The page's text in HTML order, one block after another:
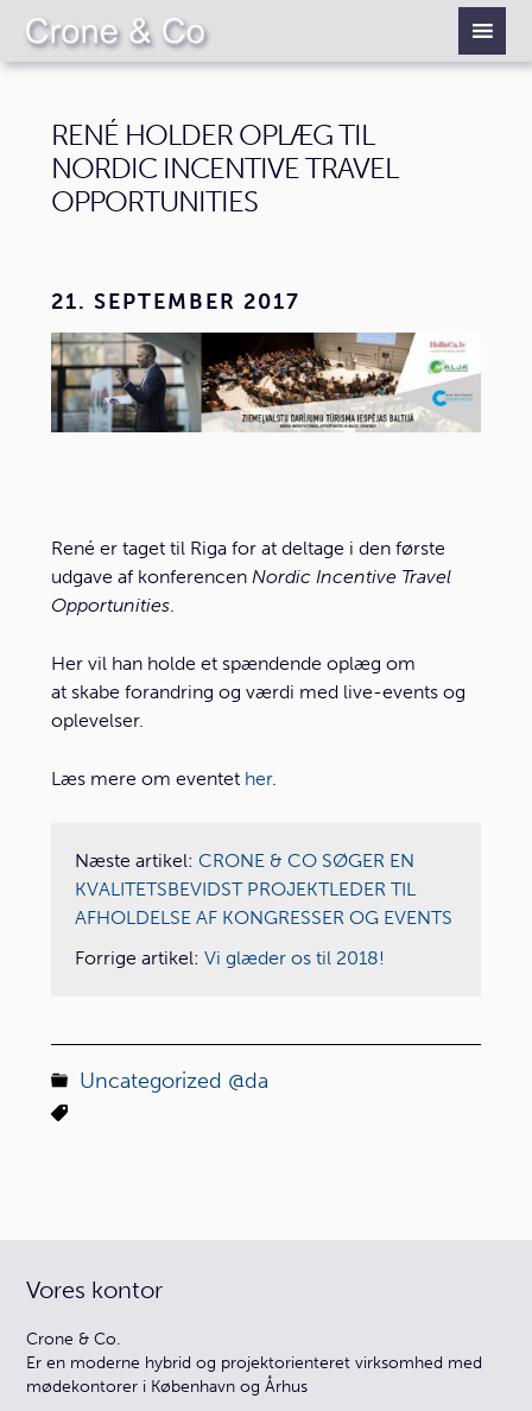
RENÉ HOLDER OPLÆG TIL
NORDIC INCENTIVE TRAVEL
OPPORTUNITIES
21. SEPTEMBER 2017
René er taget til Riga for at deltage i den første
udgave af konferencen Nordic Incentive Travel
Opportunities.
Her vil han holde et spændende oplæg om
at skabe forandring og værdi med live-events og
oplevelser.
Læs mere om eventet her.
Næste artikel: CRONE & CO SØGER EN
KVALITETSBEVIDST PROJEKTLEDER TIL
AFHOLDELSE AF KONGRESSER OG EVENTS
Forrige artikel: Vi glæder os til 2018!
Uncategorized @da
Vores kontor
Crone & Co.
Er en moderne hybrid og projektorienteret virksomhed med
mødekontorer i København og Århus